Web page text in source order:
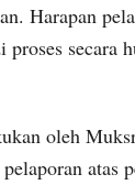
Harapan
secara
oleh
atas